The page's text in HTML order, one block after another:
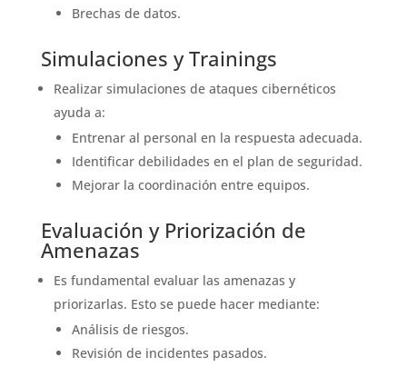
Brechas de datos.
Simulaciones y Trainings
Realizar simulaciones de ataques cibernéticos
ayuda a:
Entrenar al personal en la respuesta adecuada.
Identificar debilidades en el plan de seguridad.
Mejorar la coordinación entre equipos.
Evaluación y Priorización de
Amenazas
Es fundamental evaluar las amenazas y
priorizarlas. Esto se puede hacer mediante:
Análisis de riesgos.
Revisión de incidentes pasados.